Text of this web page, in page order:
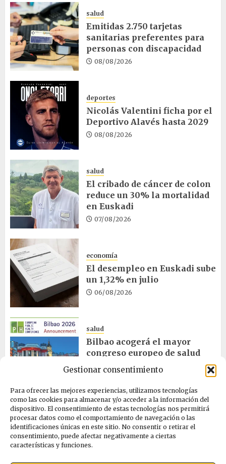
Gestionar consentimiento
Para ofrecer las mejores experiencias, utilizamos tecnologías
como las cookies para almacenar y/o acceder a la información del
dispositivo. El consentimiento de estas tecnologías nos permitirá
procesar datos como el comportamiento de navegación o las
identificaciones únicas en este sitio. No consentir o retirar el
consentimiento, puede afectar negativamente a ciertas
características y funciones.
salud
Emitidas 2.750 tarjetas
sanitarias preferentes para
personas con discapacidad
08/08/2026
deportes
Nicolás Valentini ficha por el
Deportivo Alavés hasta 2029
08/08/2026
salud
El cribado de cáncer de colon
reduce un 30% la mortalidad
en Euskadi
07/08/2026
economía
El desempleo en Euskadi sube
un 1,32% en julio
06/08/2026
salud
Bilbao acogerá el mayor
congreso europeo de salud
pública en noviembre
ciencia
La exposición sobre el eclipse
concluye en Laguardia